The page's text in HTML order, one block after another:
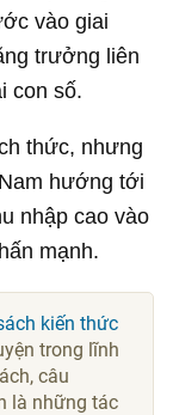
vào giai
trưởng liên
con số.
thức, nhưng
hướng tới
nhập cao vào
mạnh.
kiến thức
trong lĩnh
câu
là những tác